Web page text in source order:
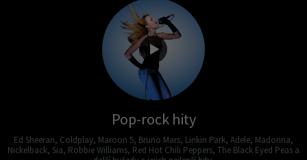
Pop-rock hity
Ed Sheeran, Coldplay, Maroon 5, Bruno Mars, Linkin Park, Adele, Madonna,
Nickelback, Sia, Robbie Williams, Red Hot Chili Peppers, The Black Eyed Peas a